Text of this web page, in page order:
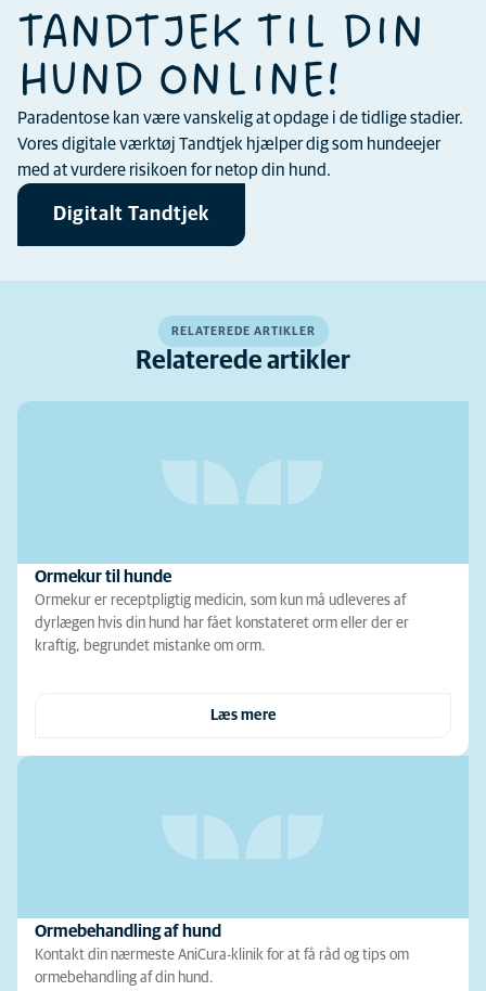
TANDTJEK TIL DIN
HUND ONLINE!
Paradentose kan være vanskelig at opdage i de tidlige stadier.
Vores digitale værktøj Tandtjek hjælper dig som hundeejer
med at vurdere risikoen for netop din hund.
Digitalt Tandtjek
RELATEREDE ARTIKLER
Relaterede artikler
Ormekur til hunde
Ormekur er receptpligtig medicin, som kun må udleveres af
dyrlægen hvis din hund har fået konstateret orm eller der er
kraftig, begrundet mistanke om orm.
Læs mere
Ormebehandling af hund
Kontakt din nærmeste AniCura-klinik for at få råd og tips om
ormebehandling af din hund.